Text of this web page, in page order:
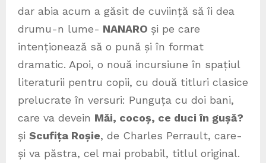
dar abia acum a găsit de cuviință să îi dea
drumu-n lume- NANARO și pe care
intenționează să o pună și în format
dramatic. Apoi, o nouă incursiune în spațiul
literaturii pentru copii, cu două titluri clasice
prelucrate în versuri: Punguța cu doi bani,
care va devein Măi, cocoș, ce duci în gușă?
și Scufița Roșie, de Charles Perrault, care-
și va păstra, cel mai probabil, titlul original.